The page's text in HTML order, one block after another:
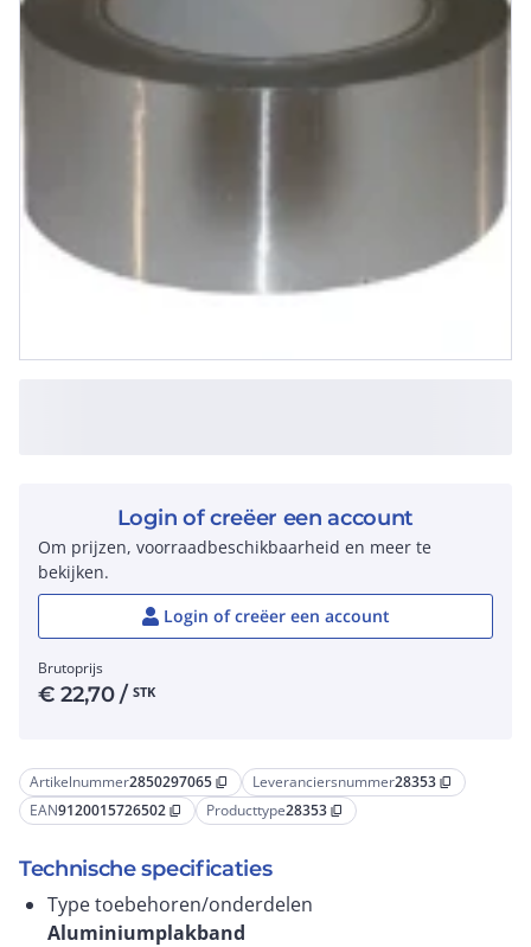
Artikelnummer2850297065 content_copy Leveranciersnummer28353 content_copy
EAN9120015726502 content_copy Producttype28353 content_copy
Technische specificaties
Type toebehoren/onderdelen
Aluminiumplakband
Login of creëer een account
Om prijzen, voorraadbeschikbaarheid en meer te
bekijken.
Login of creëer een account
Brutoprijs
€22,70/ STK